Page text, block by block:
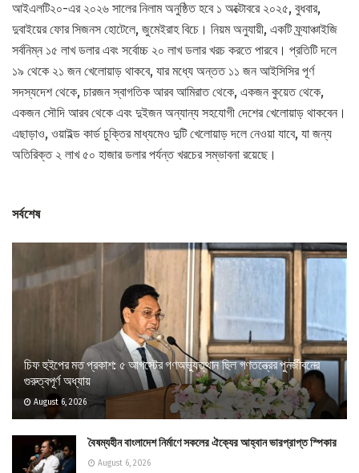
আইএলটি২০-এর ২০২৬ সালের নিলাম অনুষ্ঠিত হবে ১ অক্টোবরে ২০২৫, বুধবার,
দুবাইয়ের ফোর সিজনস হোটেলে, জুমেইরাহ বিচে। নিয়ম অনুযায়ী, একটি ফ্র্যাঞ্চাইজি
সর্বনিম্ন ১৫ লাখ ডলার এবং সর্বোচ্চ ২০ লাখ ডলার খরচ করতে পারবে। প্রতিটি দলে
১৯ থেকে ২১ জন খেলোয়াড় থাকবে, যার মধ্যে অন্তত ১১ জন আইসিসির পূর্ণ
সদস্যদেশ থেকে, চারজন স্বাগতিক আরব আমিরাত থেকে, একজন কুয়েত থেকে,
একজন সৌদি আরব থেকে এবং দুইজন অন্যান্য সহযোগী দেশের খেলোয়াড় থাকবেন।
এছাড়াও, ওয়াইল্ড কার্ড চুক্তির মাধ্যমেও দুটি খেলোয়াড় দলে নেওয়া যাবে, যা জন্য
অতিরিক্ত ২ লাখ ৫০ হাজার ডলার পর্যন্ত খরচের সম্ভাবনা রয়েছে।
সর্বশেষ
চিফ হুইপের মত প্রকাশ: ৫ আগস্টের গণঅভ্যুত্থান ছিল গণতন্ত্রের পুনর্জীবনের
গুরুত্বপূর্ণ অধ্যায়
August 6, 2026
বৈষম্যহীন বাংলাদেশ নির্মাণে সকলের ঐক্যের আহ্বান ভারপ্রাপ্ত স্পিকার
August 6, 2026